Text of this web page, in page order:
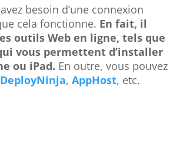
besoin d’une connexion
cela fonctionne. En fait, il
outils Web en ligne, tels que
vous permettent d’installer
ou iPad. En outre, vous pouvez
DeployNinja,AppHost, etc.